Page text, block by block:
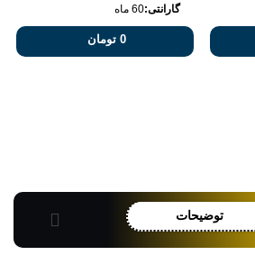
گارانتی:60 ماه
0 تومان
توضیحات